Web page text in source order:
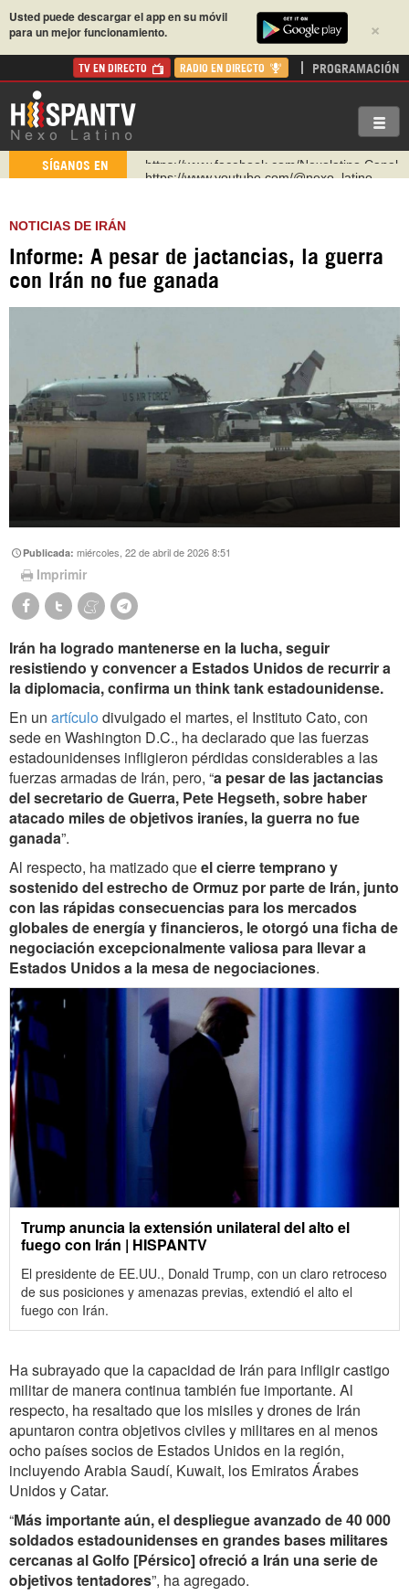
×
Usted puede descargar el app en su móvil
para un mejor funcionamiento.
TV EN DIRECTO RADIO EN DIRECTO PROGRAMACIÓN
SÍGANOS EN
https://www.youtube.com/@nexo_latino
https://urmedium.com/c/hispantv
WhatsApp y Viber: +98 921 79 29 404
NOTICIAS DE IRÁN
Informe: A pesar de jactancias, la guerra
con Irán no fue ganada
Publicada:miércoles, 22 de abril de 2026 8:51
Imprimir
Irán ha logrado mantenerse en la lucha, seguir
resistiendo y convencer a Estados Unidos de recurrir a
la diplomacia, confirma un think tank estadounidense.
En un artículo divulgado el martes, el Instituto Cato, con
sede en Washington D.C., ha declarado que las fuerzas
estadounidenses infligieron pérdidas considerables a las
fuerzas armadas de Irán, pero, “a pesar de las jactancias
del secretario de Guerra, Pete Hegseth, sobre haber
atacado miles de objetivos iraníes, la guerra no fue
ganada”.
Al respecto, ha matizado queel cierre temprano y
sostenido del estrecho de Ormuz por parte de Irán, junto
con las rápidas consecuencias para los mercados
globales de energía y financieros, le otorgó una ficha de
negociación excepcionalmente valiosa para llevar a
Estados Unidos a la mesa de negociaciones.
Trump anuncia la extensión unilateral del alto el
fuego con Irán | HISPANTV
El presidente de EE.UU., Donald Trump, con un claro retroceso
de sus posiciones y amenazas previas, extendió el alto el
fuego con Irán.
Ha subrayado que la capacidad de Irán para infligir castigo
militar de manera continua también fue importante. Al
respecto, ha resaltado que los misiles y drones de Irán
apuntaron contra objetivos civiles y militares en al menos
ocho países socios de Estados Unidos en la región,
incluyendo Arabia Saudí, Kuwait, los Emiratos Árabes
Unidos y Catar.
“Más importante aún, el despliegue avanzado de 40 000
soldados estadounidenses en grandes bases militares
cercanas al Golfo [Pérsico] ofreció a Irán una serie de
objetivos tentadores”, ha agregado.